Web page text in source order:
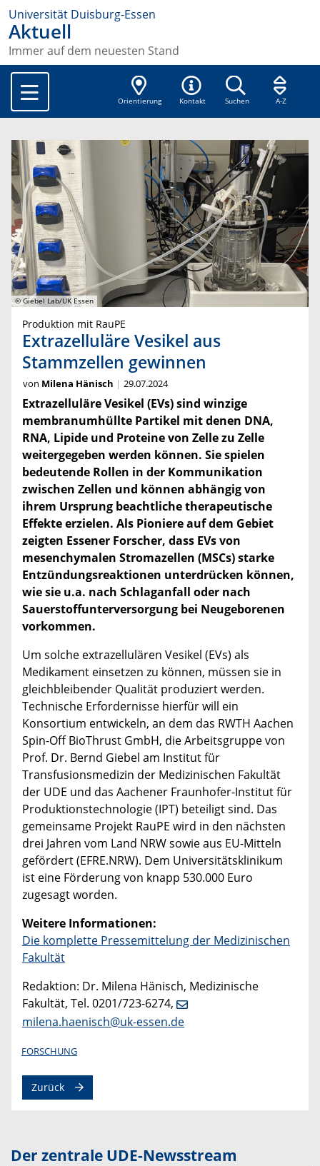
Universität Duisburg-Essen
Aktuell
Immer auf dem neuesten Stand
Orientierung Kontakt Suchen A-Z
© Giebel Lab/UK Essen
Produktion mit RauPE
Extrazelluläre Vesikel aus
Stammzellen gewinnen
von Milena Hänisch 29.07.2024
Extrazelluläre Vesikel (EVs) sind winzige
membranumhüllte Partikel mit denen DNA,
RNA, Lipide und Proteine von Zelle zu Zelle
weitergegeben werden können. Sie spielen
bedeutende Rollen in der Kommunikation
zwischen Zellen und können abhängig von
ihrem Ursprung beachtliche therapeutische
Effekte erzielen. Als Pioniere auf dem Gebiet
zeigten Essener Forscher, dass EVs von
mesenchymalen Stromazellen (MSCs) starke
Entzündungsreaktionen unterdrücken können,
wie sie u.a. nach Schlaganfall oder nach
Sauerstoffunterversorgung bei Neugeborenen
vorkommen.
Um solche extrazellulären Vesikel (EVs) als
Medikament einsetzen zu können, müssen sie in
gleichbleibender Qualität produziert werden.
Technische Erfordernisse hierfür will ein
Konsortium entwickeln, an dem das RWTH Aachen
Spin-Off BioThrust GmbH, die Arbeitsgruppe von
Prof. Dr. Bernd Giebel am Institut für
Transfusionsmedizin der Medizinischen Fakultät
der UDE und das Aachener Fraunhofer-Institut für
Produktionstechnologie (IPT) beteiligt sind. Das
gemeinsame Projekt RauPE wird in den nächsten
drei Jahren vom Land NRW sowie aus EU-Mitteln
gefördert (EFRE.NRW). Dem Universitätsklinikum
ist eine Förderung von knapp 530.000 Euro
zugesagt worden.
Weitere Informationen:
Die komplette Pressemittelung der Medizinischen
Fakultät
Redaktion: Dr. Milena Hänisch, Medizinische
Fakultät, Tel. 0201/723-6274,
milena.haenisch@uk-essen.de
FORSCHUNG
Zurück
Der zentrale UDE-Newsstream